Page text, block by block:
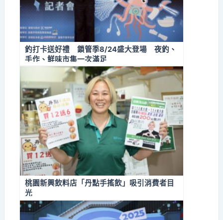
釣打卡送好禮 鎖管季8/24盛大登場 夜釣、
手作、鮮味市集一次滿足
桃園新興飲料店「丹點手搖飲」吸引消費者目
光